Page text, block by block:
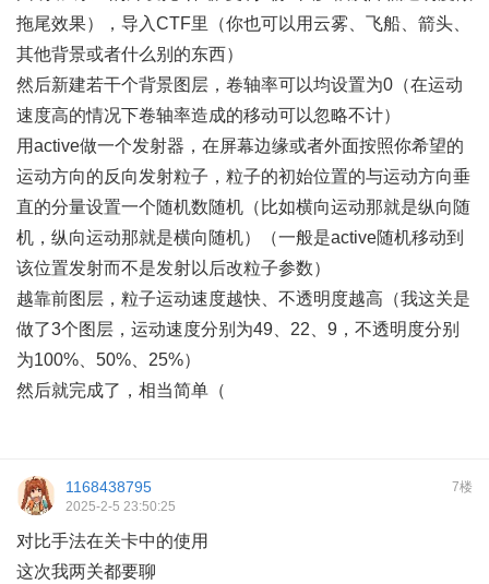
拖尾效果），导入CTF里（你也可以用云雾、飞船、箭头、
其他背景或者什么别的东西）
然后新建若干个背景图层，卷轴率可以均设置为0（在运动
速度高的情况下卷轴率造成的移动可以忽略不计）
用active做一个发射器，在屏幕边缘或者外面按照你希望的
运动方向的反向发射粒子，粒子的初始位置的与运动方向垂
直的分量设置一个随机数随机（比如横向运动那就是纵向随
机，纵向运动那就是横向随机）（一般是active随机移动到
该位置发射而不是发射以后改粒子参数）
越靠前图层，粒子运动速度越快、不透明度越高（我这关是
做了3个图层，运动速度分别为49、22、9，不透明度分别
为100%、50%、25%）
然后就完成了，相当简单（
7楼
1168438795
2025-2-5 23:50:25
对比手法在关卡中的使用
这次我两关都要聊